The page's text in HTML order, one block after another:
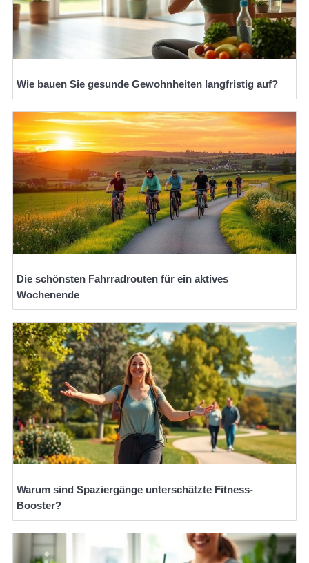
Wie bauen Sie gesunde Gewohnheiten langfristig auf?
Die schönsten Fahrradrouten für ein aktives
Wochenende
Warum sind Spaziergänge unterschätzte Fitness-
Booster?